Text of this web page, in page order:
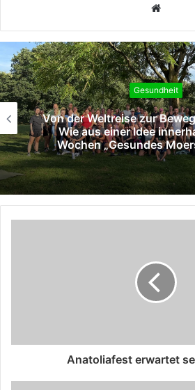
Gesundheit
Von der Weltreise zur
Wie aus einer Idee
Wochen „Gesundes
Anatoliafest erwartet